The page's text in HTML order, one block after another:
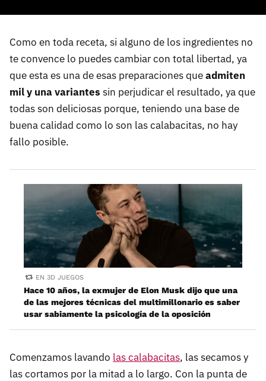
Como en toda receta, si alguno de los ingredientes no
te convence lo puedes cambiar con total libertad, ya
que esta es una de esas preparaciones queadmiten
mil y una variantes sin perjudicar el resultado, ya que
todas son deliciosas porque, teniendo una base de
buena calidad como lo son las calabacitas, no hay
fallo posible.
EN 3D JUEGOS
Hace 10 años, la exmujer de Elon Musk dijo que una
de las mejores técnicas del multimillonario es saber
usar sabiamente la psicología de la oposición
Comenzamos lavando las calabacitas, las secamos y
las cortamos por la mitad a lo largo. Con la punta de